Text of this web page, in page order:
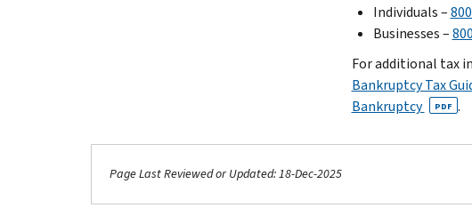
Individuals –
Businesses –
For additional tax
Bankruptcy Tax
Bankruptcy
PDF .
Page Last Reviewed or Updated: 18-Dec-2025